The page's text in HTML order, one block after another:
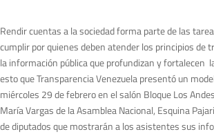
Rendir cuentas a la sociedad forma parte de las
cumplir por quienes deben atender los principios de
la información pública que profundizan y fortalecen
esto que Transparencia Venezuela presentó un
miércoles 29 de febrero en el salón Bloque Los
María Vargas de la Asamblea Nacional, Esquina
de diputados que mostrarán a los asistentes sus